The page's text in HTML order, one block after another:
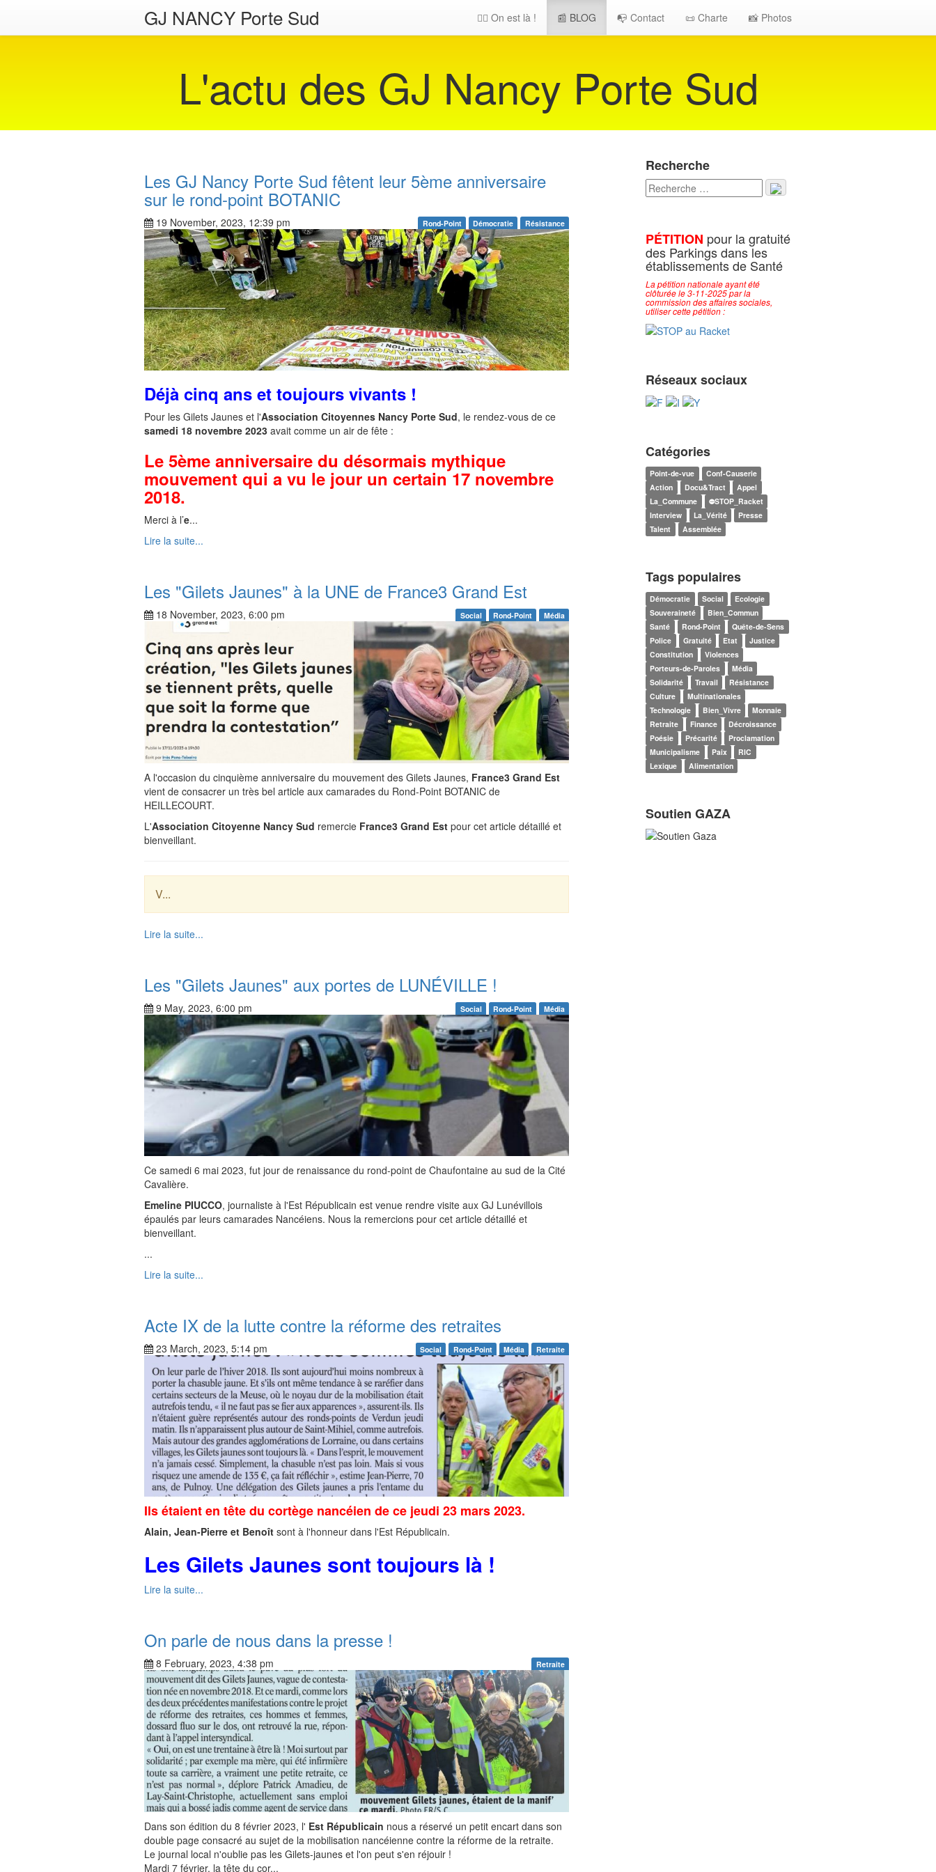
GJ NANCY Porte Sud 🖐🏻 On est là ! 📰 BLOG 📭 Contact 📜 Charte 📸 Photos
L'actu des GJ Nancy Porte Sud
Les GJ Nancy Porte Sud fêtent leur 5ème anniversaire
sur le rond-point BOTANIC
19 November, 2023, 12:39 pm Rond-Point Démocratie Résistance
Déjà cinq ans et toujours vivants !
Pour les Gilets Jaunes et l'Association Citoyennes Nancy Porte Sud, le rendez-vous de ce
samedi 18 novembre 2023 avait comme un air de fête :
Le 5ème anniversaire du désormais mythique
mouvement qui a vu le jour un certain 17 novembre
2018.
Merci à l’e...
Lire la suite...
Les "Gilets Jaunes" à la UNE de France3 Grand Est
18 November, 2023, 6:00 pm Social Rond-Point Média
A l'occasion du cinquième anniversaire du mouvement des Gilets Jaunes, France3 Grand Est
vient de consacrer un très bel article aux camarades du Rond-Point BOTANIC de
HEILLECOURT.
L'Association Citoyenne Nancy Sud remercie France3 Grand Est pour cet article détaillé et
bienveillant.
V...
Lire la suite...
Les "Gilets Jaunes" aux portes de LUNÉVILLE !
9 May, 2023, 6:00 pm Social Rond-Point Média
Ce samedi 6 mai 2023, fut jour de renaissance du rond-point de Chaufontaine au sud de la Cité
Cavalière.
Emeline PIUCCO, journaliste à l'Est Républicain est venue rendre visite aux GJ Lunévillois
épaulés par leurs camarades Nancéiens. Nous la remercions pour cet article détaillé et
bienveillant.
...
Lire la suite...
Acte IX de la lutte contre la réforme des retraites
23 March, 2023, 5:14 pm Social Rond-Point Média Retraite
Ils étaient en tête du cortège nancéien de ce jeudi 23 mars 2023.
Alain, Jean-Pierre et Benoît sont à l'honneur dans l'Est Républicain.
Les Gilets Jaunes sont toujours là !
Lire la suite...
On parle de nous dans la presse !
8 February, 2023, 4:38 pm Retraite
Dans son édition du 8 février 2023, l' Est Républicain nous a réservé un petit encart dans son
double page consacré au sujet de la mobilisation nancéienne contre la réforme de la retraite.
Le journal local n'oublie pas les Gilets-jaunes et l'on peut s'en réjouir !
Mardi 7 février, la tête du cor...
Recherche
PÉTITION pour la gratuité
des Parkings dans les
établissements de Santé
La pétition nationale ayant été
clôturée le 3-11-2025 par la
commission des affaires sociales,
utiliser cette pétition :
Réseaux sociaux
Catégories
Point-de-vue
Conf-Causerie
Action
Docu&Tract
Appel
La_Commune
⛔STOP_Racket
Interview
La_Vérité
Presse
Talent
Assemblée
Tags populaires
Démocratie Social
Ecologie
Souveraineté
Bien_Commun
Santé
Rond-Point
Quête-de-Sens
Police
Gratuité Etat
Justice
Constitution
Violences
Porteurs-de-Paroles
Média
Solidarité
Travail
Résistance
Culture
Multinationales
Technologie
Bien_Vivre
Monnaie
Retraite
Finance
Décroissance
Poésie
Précarité
Proclamation
Municipalisme
Paix
RIC
Lexique
Alimentation
Soutien GAZA